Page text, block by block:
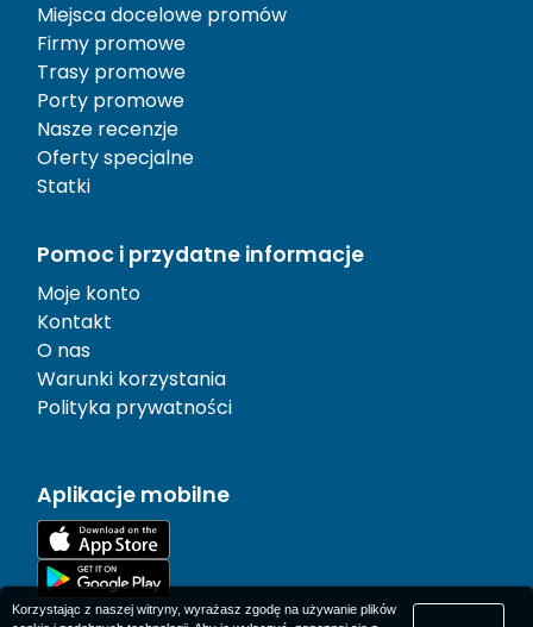
Miejsca docelowe promów
Firmy promowe
Trasy promowe
Porty promowe
Nasze recenzje
Oferty specjalne
Statki
Pomoc i przydatne informacje
Moje konto
Kontakt
O nas
Warunki korzystania
Polityka prywatności
Aplikacje mobilne
Korzystając z naszej witryny, wyrażasz zgodę na używanie plików